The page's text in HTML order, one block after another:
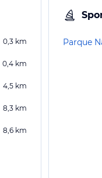
0,3 km
0,4 km
4,5 km
8,3 km
8,6 km